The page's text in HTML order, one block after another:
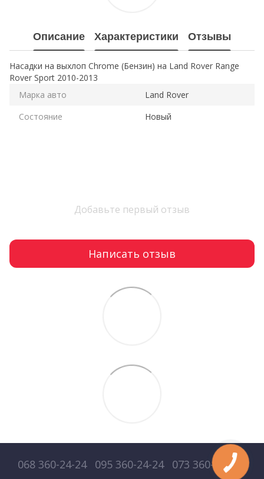
Описание Характеристики Отзывы
Насадки на выхлоп Chrome (Бензин) на Land Rover Range
Rover Sport 2010-2013
Марка авто
Land Rover
Состояние
Новый
Добавьте первый отзыв
Написать отзыв
068 360-24-24 095 360-24-24 073 360-24-24